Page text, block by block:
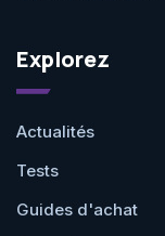
Explorez
Actualités
Tests
Guides d'achat